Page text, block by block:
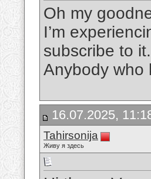
Oh my
I’m
subscribe to
Anybody who
16.07.2025,
Tahirsonija
Живу я здесь